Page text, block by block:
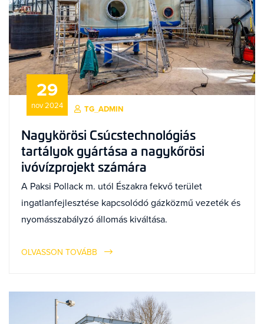
29
nov 2024 TG_ADMIN
Nagykörösi Csúcstechnológiás
tartályok gyártása a nagykőrösi
ivóvízprojekt számára
A Paksi Pollack m. utól Északra fekvő terület
ingatlanfejlesztése kapcsolódó gázközmű vezeték és
nyomásszabályzó állomás kiváltása.
OLVASSON TOVÁBB